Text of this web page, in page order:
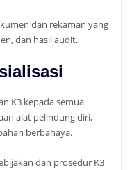
dan rekaman yang
dan hasil audit.
K3 kepada semua
alat pelindung diri,
berbahaya.
dan prosedur K3